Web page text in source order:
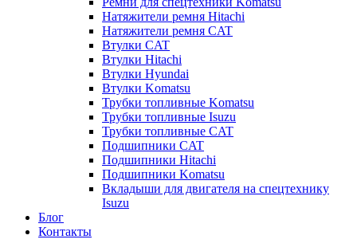
Натяжители ремня Hitachi
Натяжители ремня CAT
Втулки CAT
Втулки Hitachi
Втулки Hyundai
Втулки Komatsu
Трубки топливные Komatsu
Трубки топливные Isuzu
Трубки топливные CAT
Подшипники CAT
Подшипники Hitachi
Подшипники Komatsu
Вкладыши для двигателя на спецтехнику
Isuzu
Блог
Контакты